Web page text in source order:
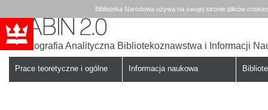
Biblioteka Narodowa używa na swojej stronie plików
Babin
Bibliografia Analityczna Bibliotekoznawstwa i Informacji
Prace teoretyczne i ogólne Informacja naukowa